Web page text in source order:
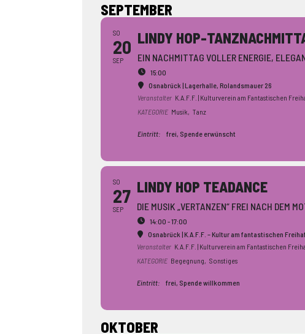
SEPTEMBER
SO
20
SEP
LINDY HOP-
EIN NACHMITTAG VOLLER ENERGIE,
15:00
Osnabrück | Lagerhalle, Rolandsmauer 26
Veranstalter K.A.F.F. | Kulturverein am Fantastischen
KATEGORIE Musik, Tanz
Eintritt: frei, Spende erwünscht
SO
27
SEP
LINDY HOP TEADANCE
DIE MUSIK „VERTANZEN“ FREI NACH DEM
14:00 - 17:00
Osnabrück | K.A.F.F. – Kultur am fantastischen
Veranstalter K.A.F.F. | Kulturverein am Fantastischen
KATEGORIE Begegnung, Sonstiges
Eintritt: frei, Spende willkommen
OKTOBER